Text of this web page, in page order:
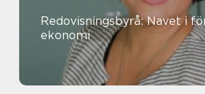
Redovisningsbyrå: Navet i
ekonomi